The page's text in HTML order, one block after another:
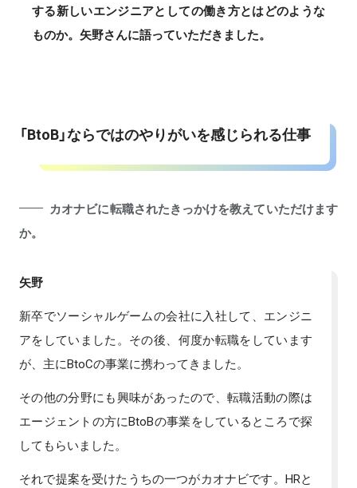
する新しいエンジニアとしての働き方とはどのような
ものか。矢野さんに語っていただきました。
「BtoB」ならではのやりがいを感じられる仕事
カオナビに転職されたきっかけを教えていただけます
か。
矢野
新卒でソーシャルゲームの会社に入社して、エンジニ
アをしていました。その後、何度か転職をしています
が、主にBtoCの事業に携わってきました。
その他の分野にも興味があったので、転職活動の際は
エージェントの方にBtoBの事業をしているところで探
してもらいました。
それで提案を受けたうちの一つがカオナビです。HRと